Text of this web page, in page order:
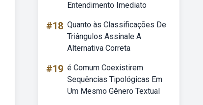
Entendimento Imediato
#18 Quanto às Classificações De
Triângulos Assinale A
Alternativa Correta
#19 é Comum Coexistirem
Sequências Tipológicas Em
Um Mesmo Gênero Textual